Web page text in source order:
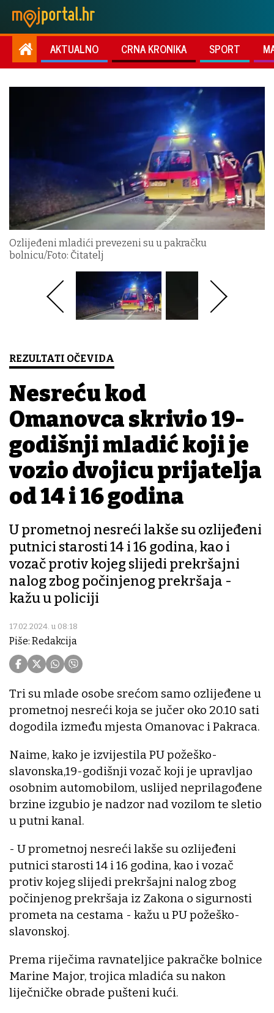
AKTUALNO CRNA KRONIKA SPORT
Ozlijeđeni mladići prevezeni su u pakračku
bolnicu/Foto: Čitatelj
REZULTATI OČEVIDA
Nesreću kod
Omanovca skrivio 19-
godišnji mladić koji je
vozio dvojicu prijatelja
od 14 i 16 godina
U prometnoj nesreći lakše su ozlijeđeni
putnici starosti 14 i 16 godina, kao i
vozač protiv kojeg slijedi prekršajni
nalog zbog počinjenog prekršaja -
kažu u policiji
17.02.2024. u 08:18
Piše: Redakcija
Tri su mlade osobe srećom samo ozlijeđene u
prometnoj nesreći koja se jučer oko 20.10 sati
dogodila između mjesta Omanovac i Pakraca.
Naime, kako je izvijestila PU požeško-
slavonska,19-godišnji vozač koji je upravljao
osobnim automobilom, uslijed neprilagođene
brzine izgubio je nadzor nad vozilom te sletio
u putni kanal.
- U prometnoj nesreći lakše su ozlijeđeni
putnici starosti 14 i 16 godina, kao i vozač
protiv kojeg slijedi prekršajni nalog zbog
počinjenog prekršaja iz Zakona o sigurnosti
prometa na cestama - kažu u PU požeško-
slavonskoj.
Prema riječima ravnateljice pakračke bolnice
Marine Major, trojica mladića su nakon
liječničke obrade pušteni kući.